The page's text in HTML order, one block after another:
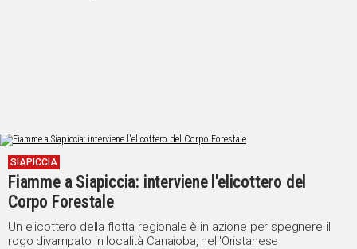
SIAPICCIA
Fiamme a Siapiccia: interviene l'elicottero del
Corpo Forestale
Un elicottero della flotta regionale è in azione per spegnere il
rogo divampato in località Canaioba, nell'Oristanese